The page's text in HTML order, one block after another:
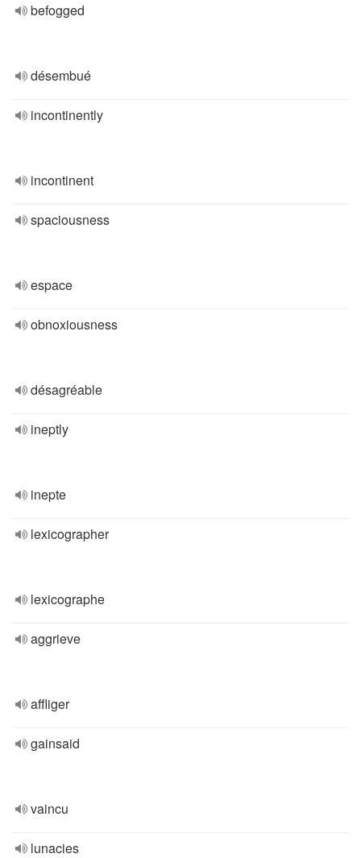
befogged
désembué
incontinently
incontinent
spaciousness
espace
obnoxiousness
désagréable
ineptly
inepte
lexicographer
lexicographe
aggrieve
affliger
gainsaid
vaincu
lunacies